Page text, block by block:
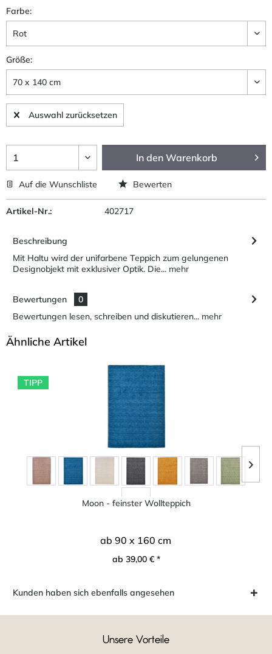
Farbe:
Größe:
Auswahl zurücksetzen
In den Warenkorb
Auf die Wunschliste Bewerten
Artikel-Nr.: 402717
Beschreibung
Mit Haltu wird der unifarbene Teppich zum gelungenen
Designobjekt mit exklusiver Optik. Die... mehr
Bewertungen
0
Bewertungen lesen, schreiben und diskutieren... mehr
Ähnliche Artikel
TIPP
Moon - feinster Wollteppich
ab 90 x 160 cm
ab 39,00 € *
Kunden haben sich ebenfalls angesehen
Unsere Vorteile